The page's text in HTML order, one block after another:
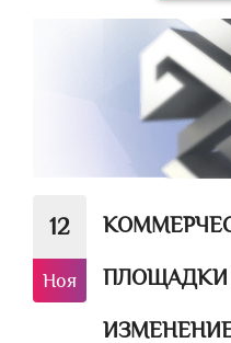
12
Ноя ПЛОЩАДКИ